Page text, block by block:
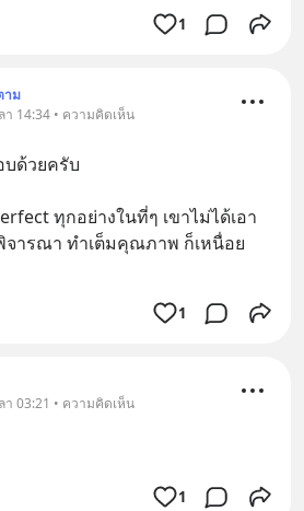
1
าม
า 14:34 • ความคิดเห็น
ด้วยครับ
ทุกอย่างในที่ๆ เขาไม่ได้เอา
ารณา ทำเต็มคุณภาพ ก็เหนื่อย
1
า 03:21 • ความคิดเห็น
1